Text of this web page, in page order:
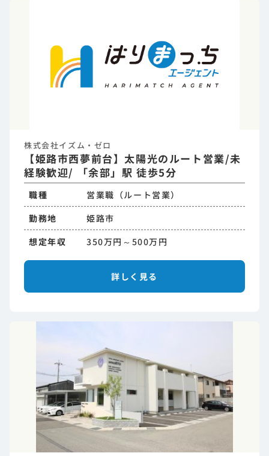
株式会社イズム・ゼロ
【姫路市西夢前台】太陽光のルート営業/未
経験歓迎/ 「余部」駅 徒歩5分
職種
営業職（ルート営業）
勤務地
姫路市
想定年収
350万円～500万円
詳しく見る